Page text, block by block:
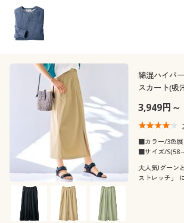
綿混ハイパ
スカート(吸
3,949円～
■カラー/3色展
■サイズ/S(58
大人気!グーン
ストレッチ」